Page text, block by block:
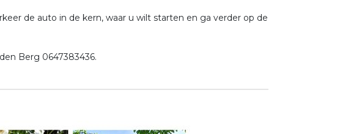
de auto in de kern, waar u wilt starten en ga verder op de
Berg 0647383436.